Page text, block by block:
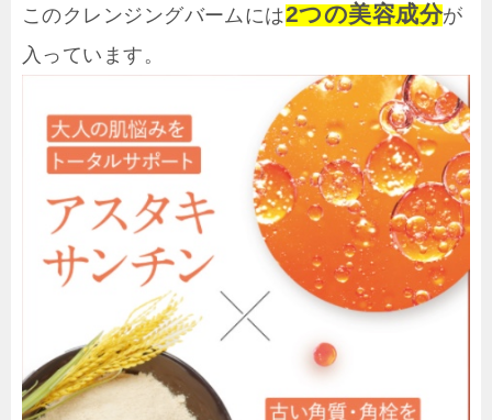
このクレンジングバームには2つの美容成分が
入っています。